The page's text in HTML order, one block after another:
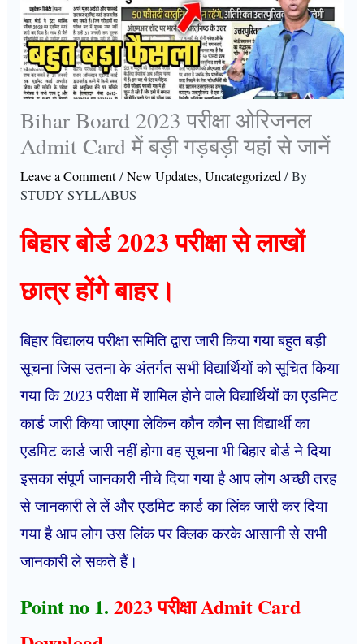
Bihar Board 2023 परीक्षा ओरिजनल
Admit Card में बड़ी गड़बड़ी यहां से जानें
Leave a Comment/New Updates,Uncategorized/ By
STUDY SYLLABUS
बिहार बोर्ड 2023 परीक्षा से लाखों
छात्र होंगे बाहर।
बिहार विद्यालय परीक्षा समिति द्वारा जारी किया गया बहुत बड़ी
सूचना जिस उतना के अंतर्गत सभी विद्यार्थियों को सूचित किया
गया कि 2023 परीक्षा में शामिल होने वाले विद्यार्थियों का एडमिट
कार्ड जारी किया जाएगा लेकिन कौन कौन सा विद्यार्थी का
एडमिट कार्ड जारी नहीं होगा वह सूचना भी बिहार बोर्ड ने दिया
इसका संपूर्ण जानकारी नीचे दिया गया है आप लोग अच्छी तरह
से जानकारी ले लें और एडमिट कार्ड का लिंक जारी कर दिया
गया है आप लोग उस लिंक पर क्लिक करके आसानी से सभी
जानकारी ले सकते हैं।
Point no 1. 2023 परीक्षा Admit Card